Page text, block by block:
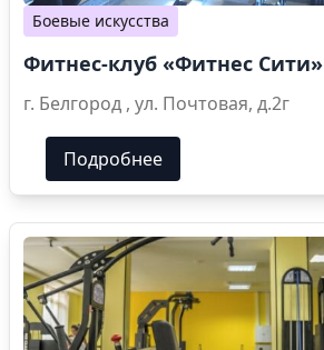
Боевые искусства
Фитнес-клуб «Фитнес Сити»
г. Белгород , ул. Почтовая, д.2г
Подробнее